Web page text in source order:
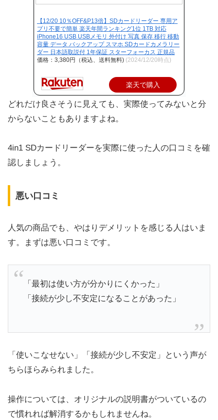
【12/20 10％OFF&P13倍】SDカードリーダー 専用ア
プリ不要で簡単 楽天年間ランキング1位 1TB 対応
iPhone16 USB USBメモリ 外付け 写真 保存 移行 移動
容量 データ バックアップ スマホ SDカードカメラリー
ダー 日本語取説付 1年保証 スターフォーカス 正規品
価格：3,380円（税込、送料無料) (2024/12/20時点)
楽天で購入
どれだけ良さそうに見えても、実際使ってみないと分
からないこともありますよね。
4in1 SDカードリーダーを実際に使った人の口コミを確
認しましょう。
悪い口コミ
人気の商品でも、やはりデメリットを感じる人はいま
す。まずは悪い口コミです。
「最初は使い方が分かりにくかった」
「接続が少し不安定になることがあった」
「使いこなせない」「接続が少し不安定」という声が
ちらほらみられました。
操作については、オリジナルの説明書がついているの
で慣れれば解消するかもしれませんね。